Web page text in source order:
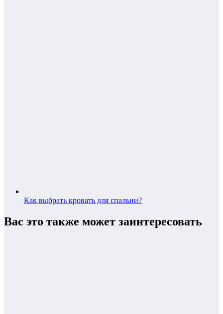
Как выбрать кровать для спальни?
Вас это также может заинтересовать